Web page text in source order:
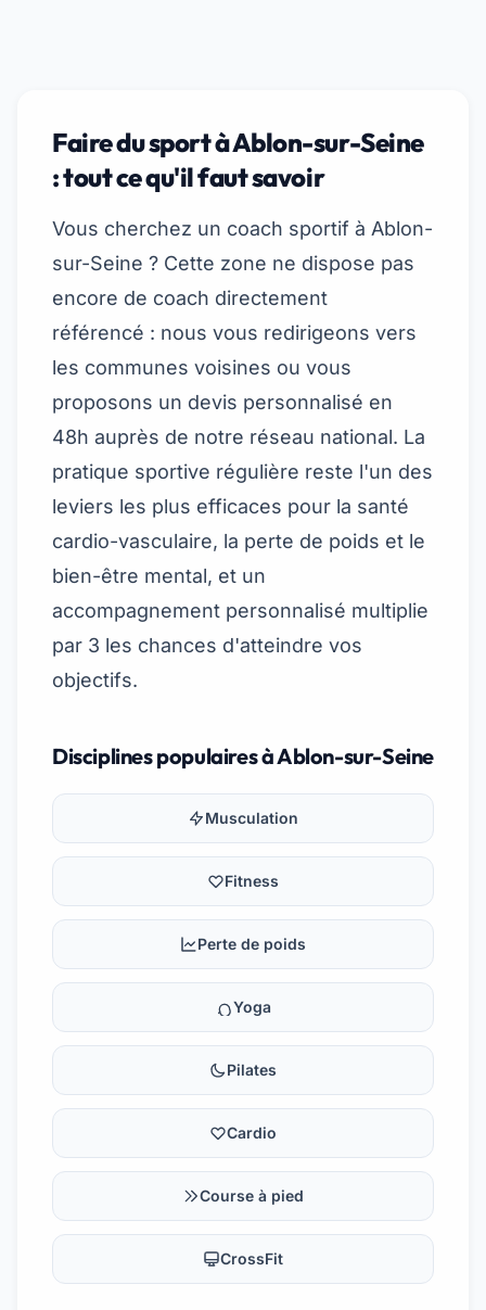
Faire du sport à Ablon-sur-Seine
: tout ce qu'il faut savoir
Vous cherchez un coach sportif à Ablon-
sur-Seine ? Cette zone ne dispose pas
encore de coach directement
référencé : nous vous redirigeons vers
les communes voisines ou vous
proposons un devis personnalisé en
48h auprès de notre réseau national. La
pratique sportive régulière reste l'un des
leviers les plus efficaces pour la santé
cardio-vasculaire, la perte de poids et le
bien-être mental, et un
accompagnement personnalisé multiplie
par 3 les chances d'atteindre vos
objectifs.
Disciplines populaires à Ablon-sur-Seine
Musculation
Fitness
Perte de poids
Yoga
Pilates
Cardio
Course à pied
CrossFit